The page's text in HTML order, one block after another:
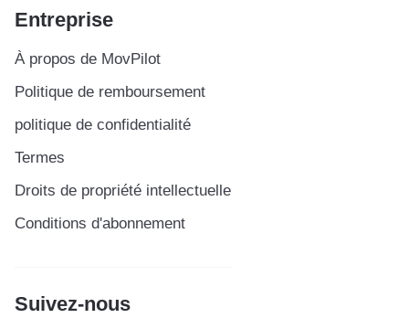
Entreprise
À propos de MovPilot
Politique de remboursement
politique de confidentialité
Termes
Droits de propriété intellectuelle
Conditions d'abonnement
Suivez-nous